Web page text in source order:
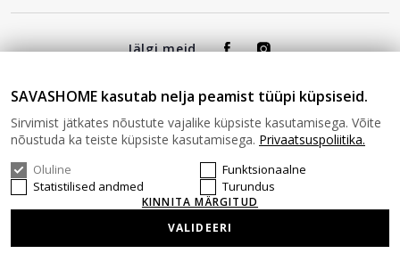
Jälgi meid
© 2026 SAVAS HOME Kõik õigused kaitstud.
SAVASHOME kasutab nelja peamist tüüpi küpsiseid.
Sirvimist jätkates nõustute vajalike küpsiste kasutamisega. Võite
nõustuda ka teiste küpsiste kasutamisega. Privaatsuspoliitika.
Oluline
Funktsionaalne
Statistilised andmed
Turundus
KINNITA MÄRGITUD
VALIDEERI